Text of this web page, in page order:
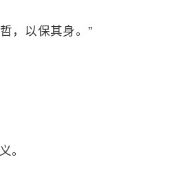
，以保其身。”
。